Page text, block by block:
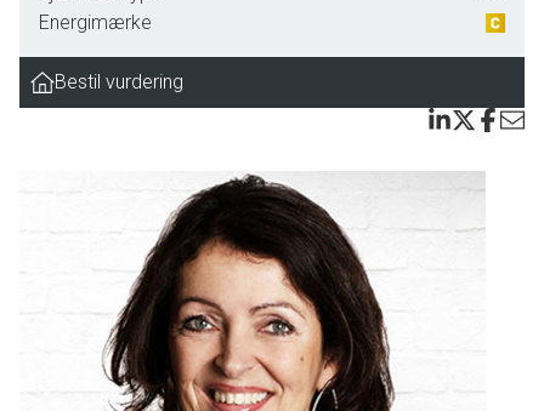
Boligen matcher beliggenheden til fulde, for charme og funktionalitet går
hånd i hånd på fineste vis, og det er en skøn, lys atmosfære, der
kendetegner de tre gode værelser og den store opholdsstue med
bøgetræsgulv, som fornyelig er blevet afslebet. Fra den dejlige stue har du
køkken alrum, hvor fra der er adgang til udestuen.
Det klassiske 60’er-badeværelse er indrettet med badekar, og der er tørskoet
adgang til carporten fra både entréen og husets bryggers, hvor der lige som
på værelserne er sørget for god plads til garderoben. Ligeledes er der i
bryggerset lagt gulvvarme i 2019. Samme år er loftet isoleret med papiruld.
Ejendommen har de seneste år gennemgået en del renoveringer, hvilket
Energimærke
Bestil vurdering